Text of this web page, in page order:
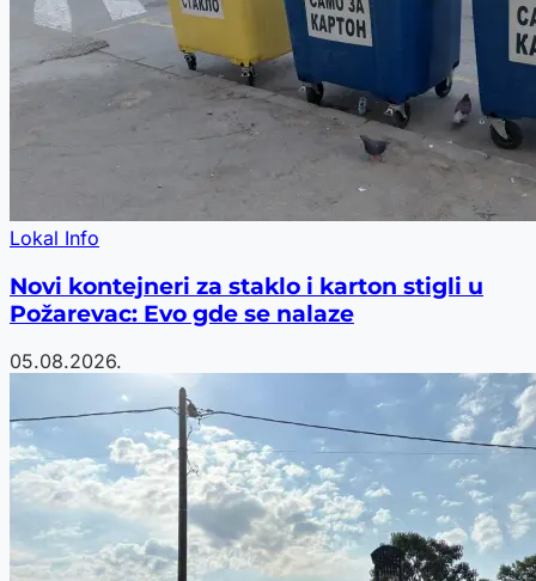
Lokal Info
Novi kontejneri za staklo i karton stigli u
Požarevac: Evo gde se nalaze
05.08.2026.